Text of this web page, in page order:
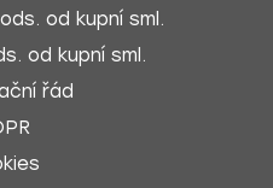
od kupní sml.
od kupní sml.
řád